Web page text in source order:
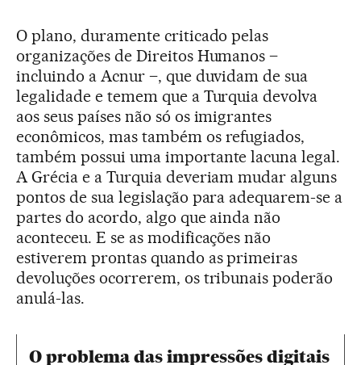
O plano, duramente criticado pelas
organizações de Direitos Humanos –
incluindo a Acnur –, que duvidam de sua
legalidade e temem que a Turquia devolva
aos seus países não só os imigrantes
econômicos, mas também os refugiados,
também possui uma importante lacuna legal.
A Grécia e a Turquia deveriam mudar alguns
pontos de sua legislação para adequarem-se a
partes do acordo, algo que ainda não
aconteceu. E se as modificações não
estiverem prontas quando as primeiras
devoluções ocorrerem, os tribunais poderão
anulá-las.
O problema das impressões digitais